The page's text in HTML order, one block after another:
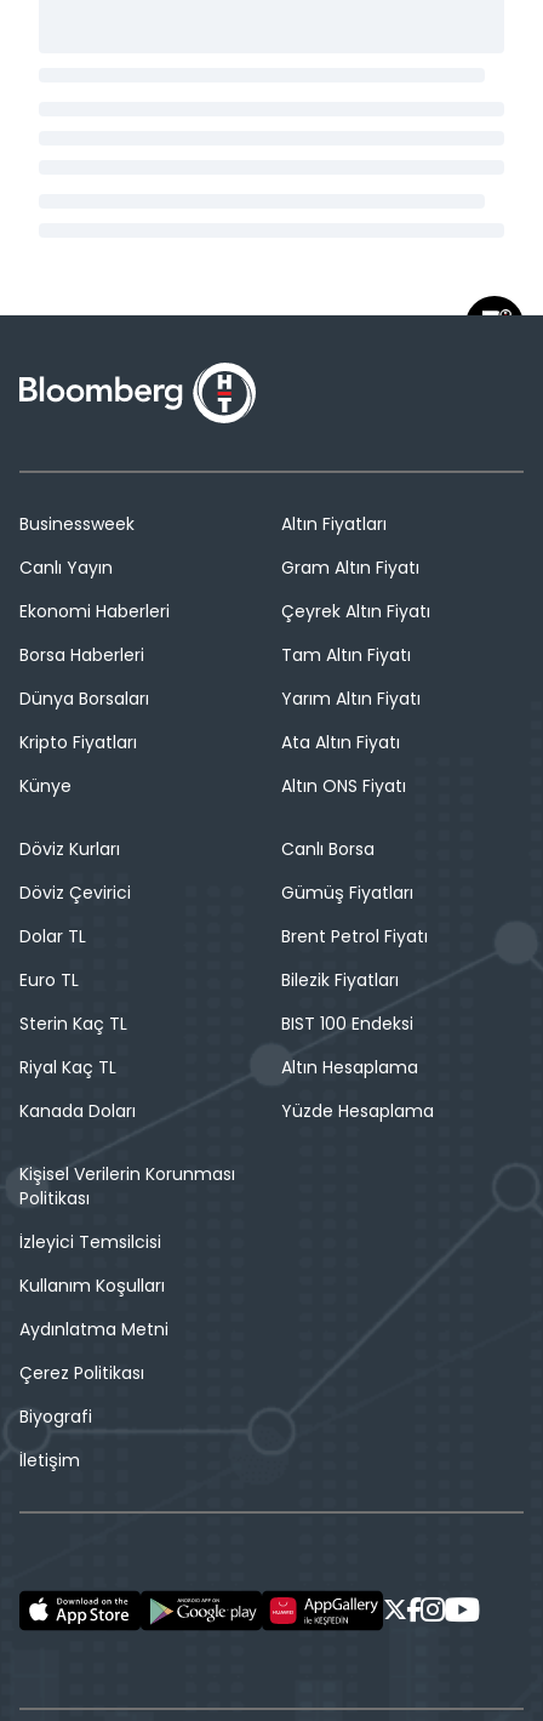
Businessweek
Canlı Yayın
Ekonomi Haberleri
Borsa Haberleri
Dünya Borsaları
Kripto Fiyatları
Künye
Altın Fiyatları
Gram Altın Fiyatı
Çeyrek Altın Fiyatı
Tam Altın Fiyatı
Yarım Altın Fiyatı
Ata Altın Fiyatı
Altın ONS Fiyatı
Döviz Kurları
Döviz Çevirici
Dolar TL
Euro TL
Sterin Kaç TL
Riyal Kaç TL
Kanada Doları
Canlı Borsa
Gümüş Fiyatları
Brent Petrol Fiyatı
Bilezik Fiyatları
BIST 100 Endeksi
Altın Hesaplama
Yüzde Hesaplama
Kişisel Verilerin Korunması
Politikası
İzleyici Temsilcisi
Kullanım Koşulları
Aydınlatma Metni
Çerez Politikası
Biyografi
İletişim